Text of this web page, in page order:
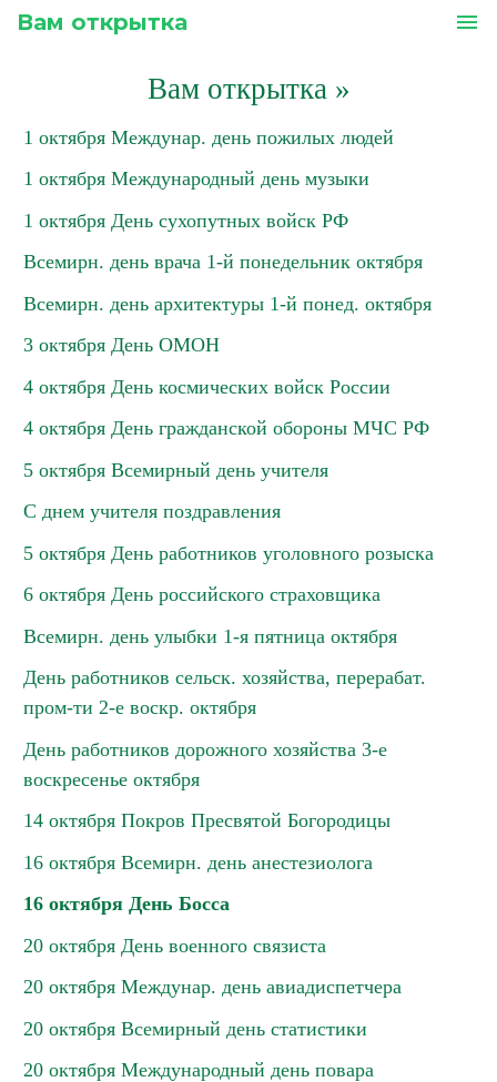
Вам открытка menu
Вам открытка»
1 октября Междунар. день пожилых людей
1 октября Международный день музыки
1 октября День сухопутных войск РФ
Всемирн. день врача 1-й понедельник октября
Всемирн. день архитектуры 1-й понед. октября
3 октября День ОМОН
4 октября День космических войск России
4 октября День гражданской обороны МЧС РФ
5 октября Всемирный день учителя
С днем учителя поздравления
5 октября День работников уголовного розыска
6 октября День российского страховщика
Всемирн. день улыбки 1-я пятница октября
День работников сельск. хозяйства, перерабат.
пром-ти 2-е воскр. октября
День работников дорожного хозяйства 3-е
воскресенье октября
14 октября Покров Пресвятой Богородицы
16 октября Всемирн. день анестезиолога
16 октября День Босса
20 октября День военного связиста
20 октября Междунар. день авиадиспетчера
20 октября Всемирный день статистики
20 октября Международный день повара